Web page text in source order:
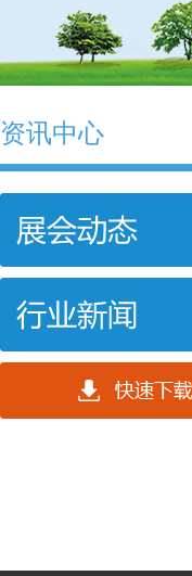
资讯中心